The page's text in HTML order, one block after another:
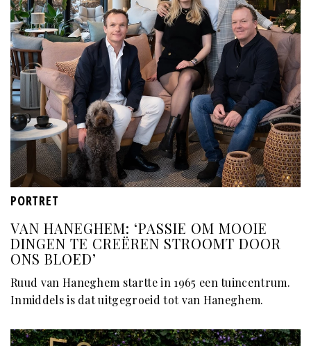
PORTRET
VAN HANEGHEM: ‘PASSIE OM MOOIE
DINGEN TE CREËREN STROOMT DOOR
ONS BLOED’
Ruud van Haneghem startte in 1965 een tuincentrum.
Inmiddels is dat uitgegroeid tot van Haneghem.